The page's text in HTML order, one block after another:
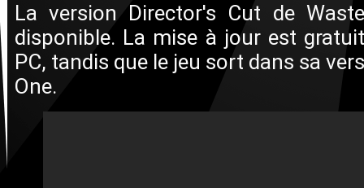
La version Director's Cut de
disponible. La mise à jour est
PC, tandis que le jeu sort dans sa
One.